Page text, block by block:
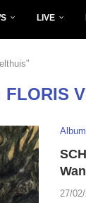
LIVE
FLORIS
27/